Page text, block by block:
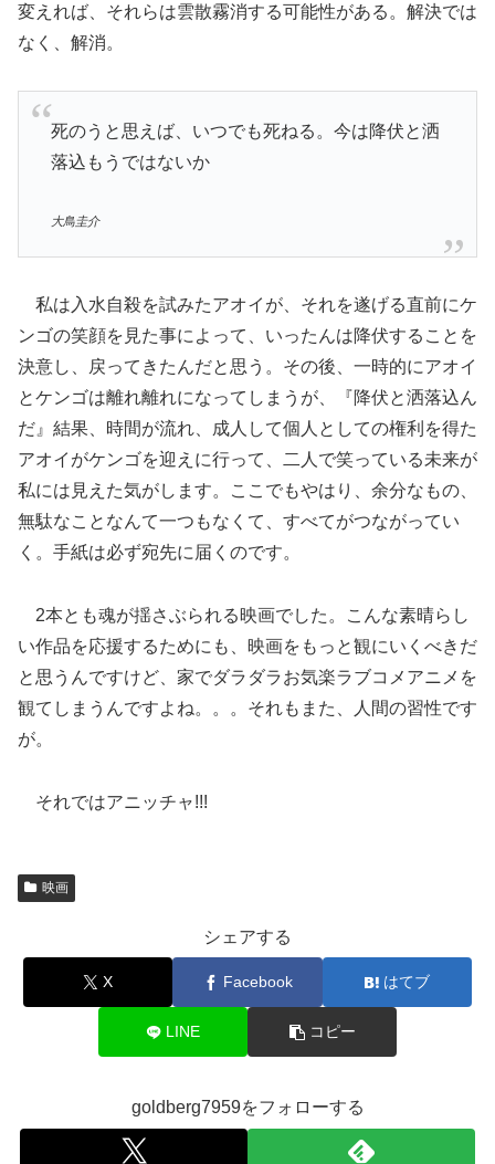
変えれば、それらは雲散霧消する可能性がある。解決では
なく、解消。
死のうと思えば、いつでも死ねる。今は降伏と洒
落込もうではないか
大鳥圭介
私は入水自殺を試みたアオイが、それを遂げる直前にケ
ンゴの笑顔を見た事によって、いったんは降伏することを
決意し、戻ってきたんだと思う。その後、一時的にアオイ
とケンゴは離れ離れになってしまうが、『降伏と洒落込ん
だ』結果、時間が流れ、成人して個人としての権利を得た
アオイがケンゴを迎えに行って、二人で笑っている未来が
私には見えた気がします。ここでもやはり、余分なもの、
無駄なことなんて一つもなくて、すべてがつながってい
く。手紙は必ず宛先に届くのです。
2本とも魂が揺さぶられる映画でした。こんな素晴らし
い作品を応援するためにも、映画をもっと観にいくべきだ
と思うんですけど、家でダラダラお気楽ラブコメアニメを
観てしまうんですよね。。。それもまた、人間の習性です
が。
それではアニッチャ!!!
映画
シェアする
X Facebook はてブ
LINE コピー
goldberg7959をフォローする